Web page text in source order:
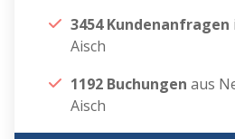
3454 Kundenanfragen
Aisch
1192 Buchungen aus
Aisch